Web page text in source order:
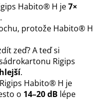
Habito® H je7×
protože Habito® H
zeď? A teď si
Rigips
.
Habito® H je
o 14–20 dB lépe